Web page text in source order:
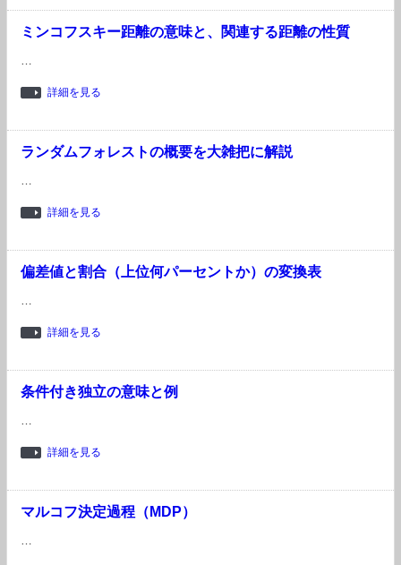
ミンコフスキー距離の意味と、関連する距離の性質
…
詳細を見る
ランダムフォレストの概要を大雑把に解説
…
詳細を見る
偏差値と割合（上位何パーセントか）の変換表
…
詳細を見る
条件付き独立の意味と例
…
詳細を見る
マルコフ決定過程（MDP）
…